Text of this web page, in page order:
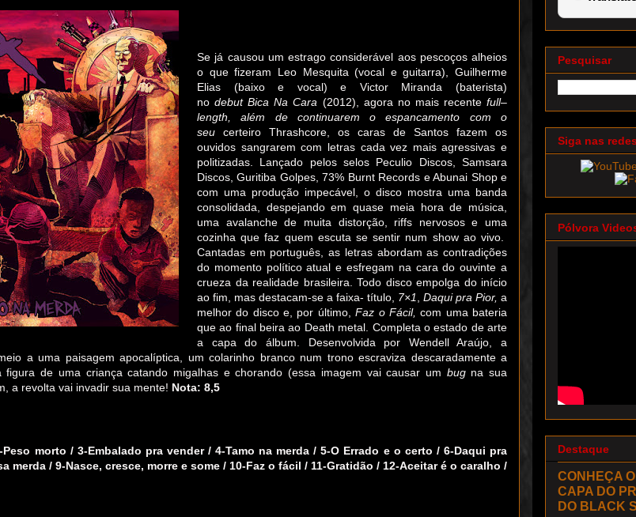
Se já causou um estrago considerável aos pescoços alheios
o que fizeram Leo Mesquita (vocal e guitarra), Guilherme
Elias (baixo e vocal) e Victor Miranda (baterista)
nodebut Bica Na Cara (2012), agora no mais recentefull–
length
além de continuarem o espancamento com o
seu certeiro Thrashcore, os caras de Santos fazem os
ouvidos sangrarem com letras cada vez mais agressivas e
politizadas. Lançado pelos selos Peculio Discos, Samsara
Discos, Guritiba Golpes, 73% Burnt Records e Abunai Shop e
com uma produção impecável, o disco mostra uma banda
consolidada, despejando em quase meia hora de música,
uma avalanche de muita distorção, riffs nervosos e uma
cozinha que faz quem escuta se sentir num show ao vivo.
Cantadas em português, as letras abordam as contradições
do momento político atual e esfregam na cara do ouvinte a
crueza da realidade brasileira. Todo disco empolga do início
ao fim, mas destacam-se a faixa- título, 7×1 Daqui pra Pior, a
melhor do disco e, por último,Faz o Fácil,com uma bateria
que ao final beira ao Death metal. Completa o estado de arte
a capa do álbum. Desenvolvida por Wendell Araújo, a
a uma paisagem apocalíptica, um colarinho branco num trono escraviza descaradamente a
figura de uma criança catando migalhas e chorando (essa imagem vai causar um bug na sua
a revolta vai invadir sua mente! Nota: 8,5
Peso morto / 3-Embalado pra vender / 4-Tamo na merda / 5-O Errado e o certo / 6-Daqui pra
merda / 9-Nasce, cresce, morre e some / 10-Faz o fácil / 11-Gratidão / 12-Aceitar é o caralho /
Pesquisar
Siga nas
Pólvora
Destaque
CONHEÇA
CAPA DO
DO BLACK